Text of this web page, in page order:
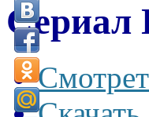
Сериал